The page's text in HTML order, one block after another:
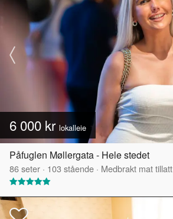
6 000 kr lokalleie
Påfuglen Møllergata - Hele stedet
86seter · 103 stående · Medbrakt mat tillatt